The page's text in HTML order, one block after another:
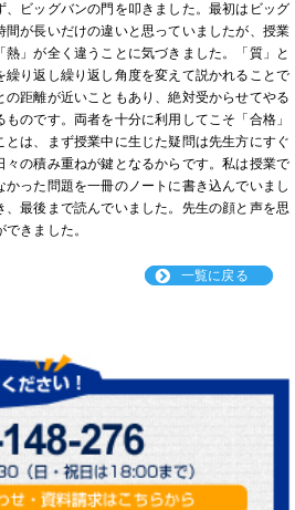
、ビッグバンの門を叩きました。最初はビッグ
が長いだけの違いと思っていましたが、授業
」が全く違うことに気づきました。「質」と
り返し繰り返し角度を変えて説かれることで
距離が近いこともあり、絶対受からせてやる
のです。両者を十分に利用してこそ「合格」
は、まず授業中に生じた疑問は先生方にすぐ
の積み重ねが鍵となるからです。私は授業で
った問題を一冊のノートに書き込んでいまし
最後まで読んでいました。先生の顔と声を思
きました。
一覧に戻る